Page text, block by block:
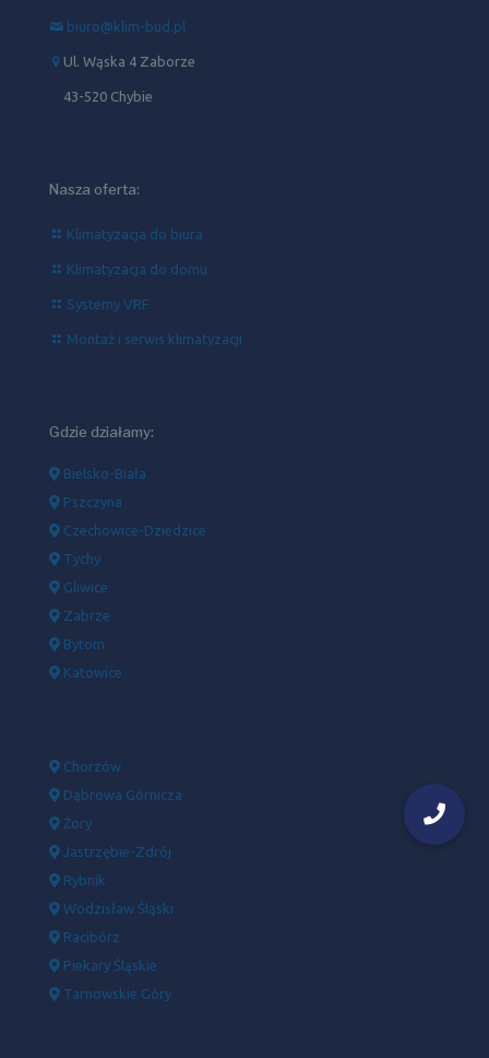
biuro@klim-bud.pl
Ul. Wąska 4 Zaborze
43-520 Chybie
Nasza oferta:
Klimatyzacja do biura
Klimatyzacja do domu
Systemy VRF
Montaż i serwis klimatyzacji
Gdzie działamy:
Bielsko-Biała
Pszczyna
Czechowice-Dziedzice
Tychy
Gliwice
Zabrze
Bytom
Katowice
Chorzów
Dąbrowa Górnicza
Żory
Jastrzębie-Zdrój
Rybnik
Wodzisław Śląski
Racibórz
Piekary Śląskie
Tarnowskie Góry